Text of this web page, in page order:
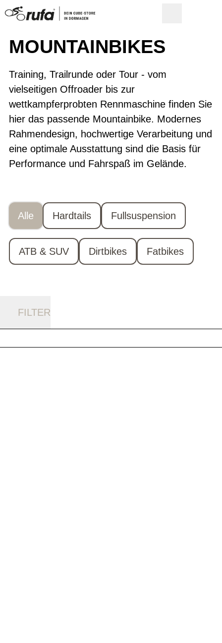
MOUNTAIN­BIKES
Training, Trailrunde oder Tour - vom
vielseitigen Offroader bis zur
wettkampferprobten Rennmaschine finden Sie
hier das passende Mountainbike. Modernes
Rahmendesign, hochwertige Verarbeitung und
eine optimale Ausstattung sind die Basis für
Performance und Fahrspaß im Gelände.
Alle Hardtails Fullsuspension
ATB & SUV Dirtbikes Fatbikes
FILTER